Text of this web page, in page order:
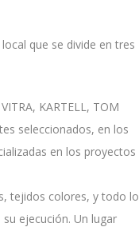
que se divide en tres
KARTELL, TOM
seleccionados, en los
en los proyectos
tejidos colores, y todo lo
ejecución. Un lugar